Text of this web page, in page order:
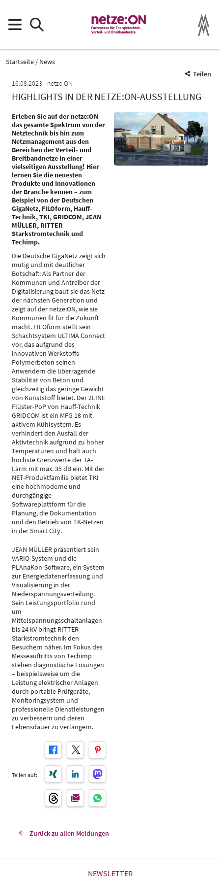
Startseite
News
Teilen
16.08.2023
netze:ON
HIGHLIGHTS IN DER NETZE:ON-AUSSTELLUNG
Erleben Sie auf der netze:ON
das gesamte Spektrum von der
Netztechnik bis hin zum
Netzmanagement aus den
Bereichen der Verteil- und
Breitbandnetze in einer
vielseitigen Ausstellung! Hier
lernen Sie die neuesten
Produkte und Innovationen
der Branche kennen – zum
Beispiel von der Deutschen
GigaNetz, FILOform, Hauff-
Technik, TKI, GRIDCOM, JEAN
MÜLLER, RITTER
Starkstromtechnik und
Techimp.
Die Deutsche GigaNetz zeigt sich
mutig und mit deutlicher
Botschaft: Als Partner der
Kommunen und Antreiber der
Digitalisierung baut sie das Netz
der nächsten Generation und
zeigt auf der netze:ON, wie sie
Kommunen fit für die Zukunft
macht. FILOform stellt sein
Schachtsystem ULTIMA Connect
vor, das aufgrund des
innovativen Werkstoffs
Polymerbeton seinen
Anwendern die überragende
Stabilität von Beton und
gleichzeitig das geringe Gewicht
von Kunststoff bietet. Der 2LINE
Flüster-PoP von Hauff-Technik
GRIDCOM ist ein MFG 18 mit
aktivem Kühlsystem. Es
verhindert den Ausfall der
Aktivtechnik aufgrund zu hoher
Temperaturen und hält auch
höchste Grenzwerte der TA-
Lärm mit max. 35 dB ein. Mit der
NET-Produktfamilie bietet TKI
eine hochmoderne und
durchgängige
Softwareplattform für die
Planung, die Dokumentation
und den Betrieb von TK-Netzen
in der Smart City.
JEAN MÜLLER präsentiert sein
VARIO-System und die
PLAnaKon-Software, ein System
zur Energiedatenerfassung und
Visualisierung in der
Niederspannungsverteilung.
Sein Leistungsportfolio rund
um
Mittelspannungsschaltanlagen
bis 24 kV bringt RITTER
Starkstromtechnik den
Besuchern näher. Im Fokus des
Messeauftritts von Techimp
stehen diagnostische Lösungen
– beispielsweise um die
Leistung elektrischer Anlagen
durch portable Prüfgeräte,
Monitoringsystem und
professionelle Dienstleistungen
zu verbessern und deren
Lebensdauer zu verlängern.
Teilen auf:
Zurück zu allen Meldungen
NEWSLETTER